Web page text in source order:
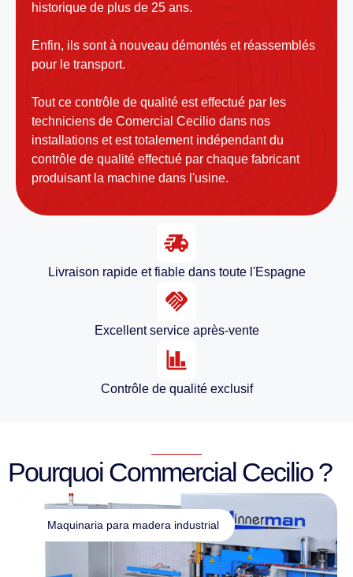
historique de plus de 25 ans.
Enfin, ils sont à nouveau démontés et réassemblés
pour le transport.
Tout ce contrôle de qualité est effectué par les
techniciens de Comercial Cecilio dans nos
installations et est totalement indépendant du
contrôle de qualité effectué par chaque fabricant
produisant la machine dans l'usine.
Livraison rapide et fiable dans toute l'Espagne
Excellent service après-vente
Contrôle de qualité exclusif
Pourquoi Commercial Cecilio ?
Maquinaria para madera industrial